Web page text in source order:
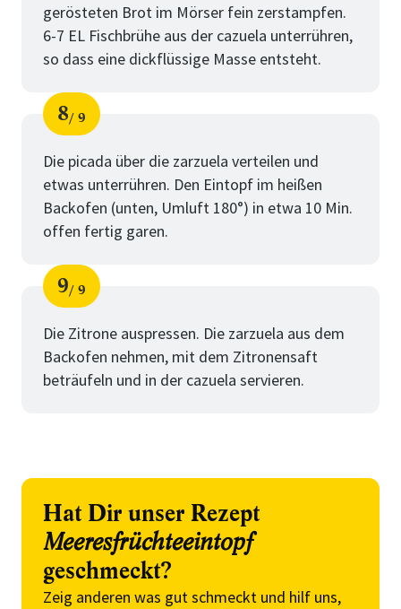
gerösteten Brot im Mörser fein zerstampfen.
6-7 EL Fischbrühe aus der cazuela unterrühren,
so dass eine dickflüssige Masse entsteht.
Schritt
8
von
9
Die picada über die zarzuela verteilen und
etwas unterrühren. Den Eintopf im heißen
Backofen (unten, Umluft 180°) in etwa 10 Min.
offen fertig garen.
Schritt
9
von
9
Die Zitrone auspressen. Die zarzuela aus dem
Backofen nehmen, mit dem Zitronensaft
beträufeln und in der cazuela servieren.
Hat Dir unser Rezept
Meeresfrüchteeintopf
geschmeckt?
Zeig anderen was gut schmeckt und hilf uns,